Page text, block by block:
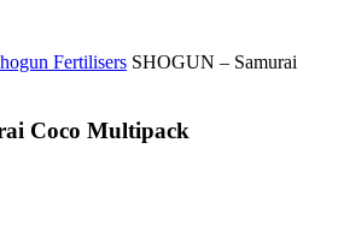
Fertilisers SHOGUN – Samurai
Coco Multipack